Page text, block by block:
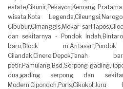
estate,Cikunir,Pekayon,Kemang
wisata,Kota
Cibubur,Cimanggis,Mekar
dan sekitarnya - Pondok
baru,Block
Cilandak,Cinere,Depok,Tanah
petir,Pamulang,Bsd,Serpong
dua,gading serpong dan
Modern,Cipondoh,Poris,Cikokol,Juru